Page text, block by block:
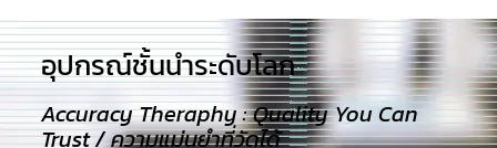
อุปกรณ์ชั้นนำระดับโลก​
Accuracy Theraphy : Quality You Can
Trust / ความแม่นยำที่วัดได้